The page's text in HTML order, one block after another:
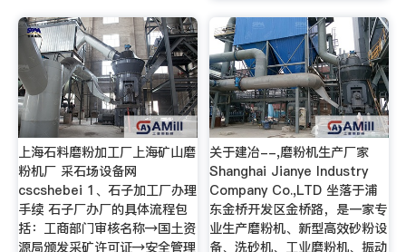
上海石料磨粉加工厂上海矿山磨
粉机厂 采石场设备网
cscshebei 1、石子加工厂办理
手续 石子厂办厂的具体流程包
括：工商部门审核名称→国土资
源局颁发采矿许可证→安全管理
关于建冶--,磨粉机生产厂家
Shanghai Jianye Industry
Company Co.,LTD 坐落于浦
东金桥开发区金桥路，是一家专
业生产磨粉机、新型高效砂粉设
备、洗砂机、工业磨粉机、振动